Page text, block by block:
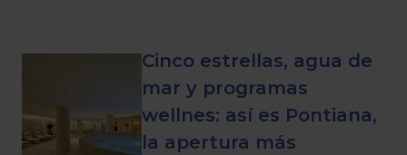
Cinco estrellas, agua de
mar y programas
wellnes: así es Pontiana,
la apertura más